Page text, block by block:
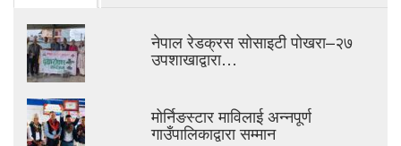
नेपाल रेडक्रस सोसाइटी पोखरा–२७
उपशाखाद्वारा…
मोर्निङस्टार माविलाई अन्नपूर्ण
गाउँपालिकाद्वारा सम्मान